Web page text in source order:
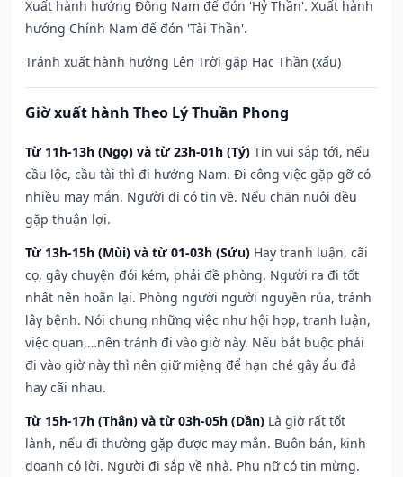
Xuất hành hướng Đông Nam để đón 'Hỷ Thần'. Xuất hành
hướng Chính Nam để đón 'Tài Thần'.
Tránh xuất hành hướng Lên Trời gặp Hạc Thần (xấu)
Giờ xuất hành Theo Lý Thuần Phong
Từ 11h-13h (Ngọ) và từ 23h-01h (Tý) Tin vui sắp tới, nếu
cầu lộc, cầu tài thì đi hướng Nam. Đi công việc gặp gỡ có
nhiều may mắn. Người đi có tin về. Nếu chăn nuôi đều
gặp thuận lợi.
Từ 13h-15h (Mùi) và từ 01-03h (Sửu) Hay tranh luận, cãi
cọ, gây chuyện đói kém, phải đề phòng. Người ra đi tốt
nhất nên hoãn lại. Phòng người người nguyền rủa, tránh
lây bệnh. Nói chung những việc như hội họp, tranh luận,
việc quan,…nên tránh đi vào giờ này. Nếu bắt buộc phải
đi vào giờ này thì nên giữ miệng để hạn ché gây ẩu đả
hay cãi nhau.
Từ 15h-17h (Thân) và từ 03h-05h (Dần) Là giờ rất tốt
lành, nếu đi thường gặp được may mắn. Buôn bán, kinh
doanh có lời. Người đi sắp về nhà. Phụ nữ có tin mừng.